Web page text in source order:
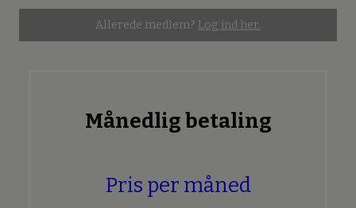
Allerede medlem? Log ind her.
Månedlig betaling
Pris per måned